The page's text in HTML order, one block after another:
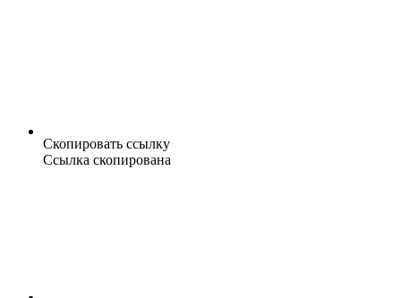
Скопировать ссылку
Ссылка скопирована